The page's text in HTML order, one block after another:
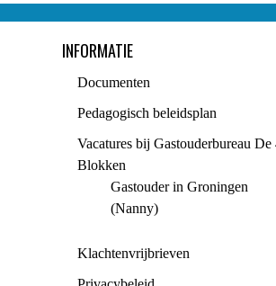
INFORMATIE
Documenten
Pedagogisch beleidsplan
Vacatures bij Gastouderbureau De
Blokken
Gastouder in Groningen
(Nanny)
Klachtenvrijbrieven